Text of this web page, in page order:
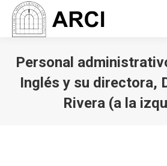
Personal
Inglés y su directora,
Rivera (a la